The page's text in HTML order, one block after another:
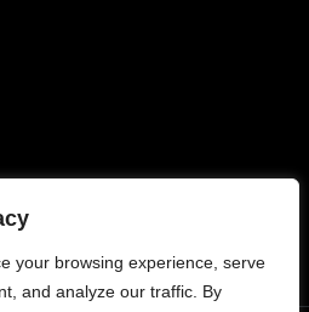
your browsing experience, serve
and analyze our traffic. By